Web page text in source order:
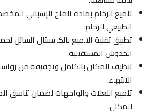
تلميع الرخام بمادة الملح الإسباني المخصصة
الطبيعي للرخام.
تطبيق تقنية التلميع بالكريستال السائل
الخدوش المستقبلية.
تنظيف المكان بالكامل وتجفيفه من رواسب
الانتهاء.
تلميع النعلات والواجهات لضمان تناسق
للمكان.